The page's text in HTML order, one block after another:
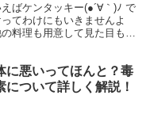
ばケンタッキー(●´∀｀)ﾉ で
てわけにもいきませんよ
料理も用意して見た目も内
に悪いってほんと？毒
について詳しく解説！